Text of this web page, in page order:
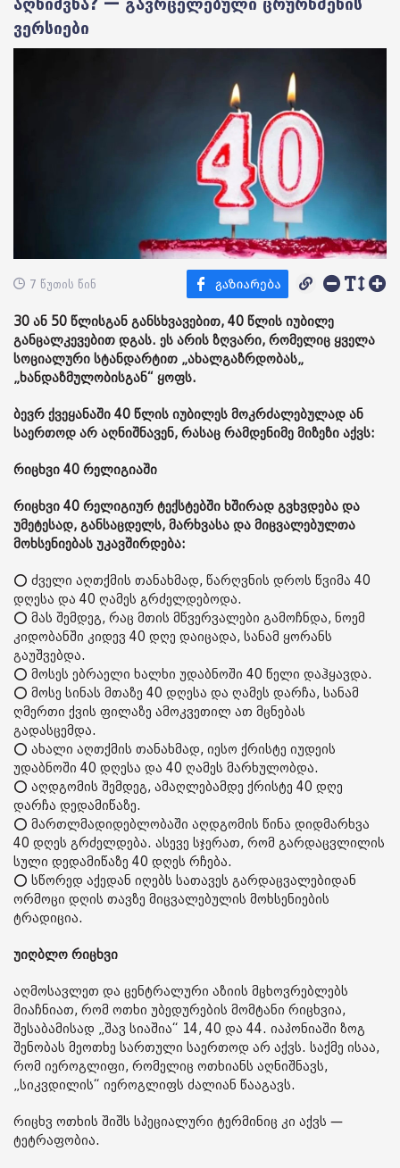
აღნიშვნა? — გავრცელებული ცრურწმენის
ვერსიები
7 წუთის წინ
30 ან 50 წლისგან განსხვავებით, 40 წლის იუბილე
განცალკევებით დგას. ეს არის ზღვარი, რომელიც ყველა
სოციალური სტანდარტით „ახალგაზრდობას„
„ხანდაზმულობისგან“ ყოფს.
ბევრ ქვეყანაში 40 წლის იუბილეს მოკრძალებულად ან
საერთოდ არ აღნიშნავენ, რასაც რამდენიმე მიზეზი აქვს:
რიცხვი 40 რელიგიაში
რიცხვი 40 რელიგიურ ტექსტებში ხშირად გვხვდება და
უმეტესად, განსაცდელს, მარხვასა და მიცვალებულთა
მოხსენიებას უკავშირდება:
⭕ ძველი აღთქმის თანახმად, წარღვნის დროს წვიმა 40
დღესა და 40 ღამეს გრძელდებოდა.
⭕ მას შემდეგ, რაც მთის მწვერვალები გამოჩნდა, ნოემ
კიდობანში კიდევ 40 დღე დაიცადა, სანამ ყორანს
გაუშვებდა.
⭕ მოსეს ებრაელი ხალხი უდაბნოში 40 წელი დაჰყავდა.
⭕ მოსე სინას მთაზე 40 დღესა და ღამეს დარჩა, სანამ
ღმერთი ქვის ფილაზე ამოკვეთილ ათ მცნებას
გადასცემდა.
⭕ ახალი აღთქმის თანახმად, იესო ქრისტე იუდეის
უდაბნოში 40 დღესა და 40 ღამეს მარხულობდა.
⭕ აღდგომის შემდეგ, ამაღლებამდე ქრისტე 40 დღე
დარჩა დედამიწაზე.
⭕ მართლმადიდებლობაში აღდგომის წინა დიდმარხვა
40 დღეს გრძელდება. ასევე სჯერათ, რომ გარდაცვლილის
სული დედამიწაზე 40 დღეს რჩება.
⭕ სწორედ აქედან იღებს სათავეს გარდაცვალებიდან
ორმოცი დღის თავზე მიცვალებულის მოხსენიების
ტრადიცია.
უიღბლო რიცხვი
აღმოსავლეთ და ცენტრალური აზიის მცხოვრებლებს
მიაჩნიათ, რომ ოთხი უბედურების მომტანი რიცხვია,
შესაბამისად „შავ სიაშია“ 14, 40 და 44. იაპონიაში ზოგ
შენობას მეოთხე სართული საერთოდ არ აქვს. საქმე ისაა,
რომ იეროგლიფი, რომელიც ოთხიანს აღნიშნავს,
„სიკვდილის“ იეროგლიფს ძალიან წააგავს.
რიცხვ ოთხის შიშს სპეციალური ტერმინიც კი აქვს —
ტეტრაფობია.